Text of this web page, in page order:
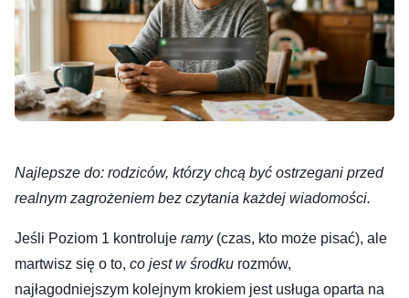
Najlepsze do: rodziców, którzy chcą być ostrzegani przed
realnym zagrożeniem bez czytania każdej wiadomości.
Jeśli Poziom 1 kontroluje ramy(czas, kto może pisać), ale
martwisz się o to, co jest w środku rozmów,
najłagodniejszym kolejnym krokiem jest usługa oparta na